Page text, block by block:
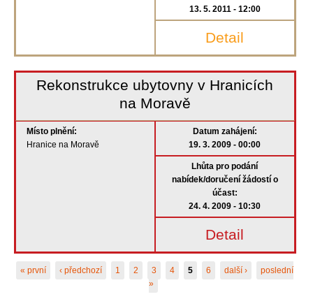
13. 5. 2011 - 12:00
Detail
Rekonstrukce ubytovny v Hranicích
na Moravě
Místo plnění:
Hranice na Moravě
Datum zahájení:
19. 3. 2009 - 00:00
Lhůta pro podání
nabídek/doručení žádostí o
účast:
24. 4. 2009 - 10:30
Detail
Stránky
« první ‹ předchozí 1 2 3 4 5 6 další ›
poslední
»